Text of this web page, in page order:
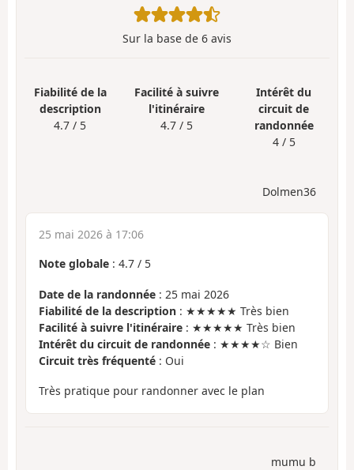
Sur la base de 6 avis
Fiabilité de la
description
4.7 / 5
Facilité à suivre
l'itinéraire
4.7 / 5
Intérêt du
circuit de
randonnée
4 / 5
Dolmen36
25 mai 2026 à 17:06
Note globale : 4.7 / 5
Date de la randonnée : 25 mai 2026
Fiabilité de la description : ★★★★★ Très bien
Facilité à suivre l'itinéraire : ★★★★★ Très bien
Intérêt du circuit de randonnée : ★★★★☆ Bien
Circuit très fréquenté : Oui
Très pratique pour randonner avec le plan
mumu b